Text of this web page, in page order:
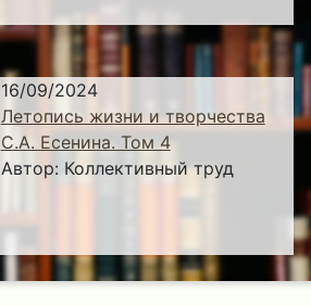
16/09/2024
Летопись жизни и творчества
С.А. Есенина. Том 4
Автор: Коллективный труд